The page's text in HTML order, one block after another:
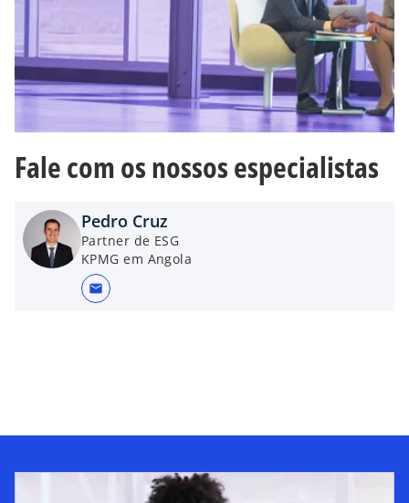
Fale com os nossos especialistas
Pedro Cruz
Partner de ESG
KPMG em Angola
mail